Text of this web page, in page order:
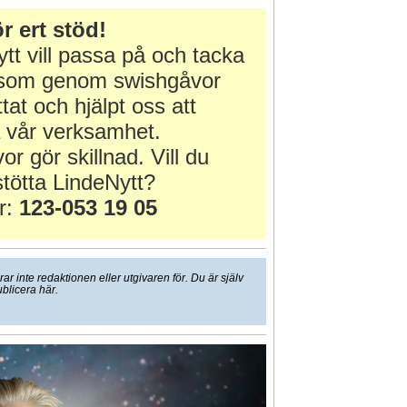
ert stöd!
vill passa på och tacka
genom swishgåvor
och hjälpt oss att
vår verksamhet.
gör skillnad. Vill du
LindeNytt?
123-053 19 05
inte redaktionen eller utgivaren för. Du är själv
här.